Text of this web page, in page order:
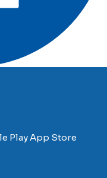
PlayApp Store